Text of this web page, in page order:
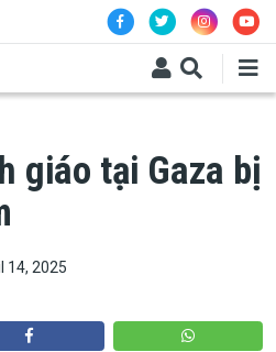
giáo tại Gaza bị
14, 2025